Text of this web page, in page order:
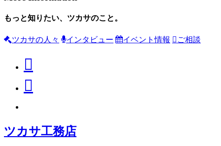
もっと知りたい、ツカサのこと。
ツカサの人々 インタビュー イベント情報 ご相談
ツカサ工務店